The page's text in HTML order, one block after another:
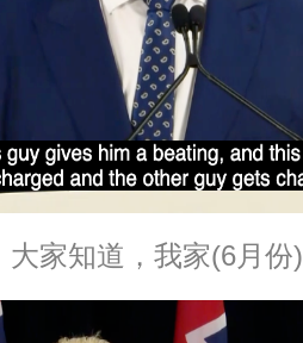
大家知道，我家(6月